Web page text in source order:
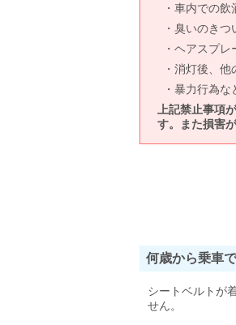
車内での飲
臭いのきつ
ヘアスプレ
消灯後、他
暴力行為な
上記禁止事項
す。また損害
何歳から乗車
シートベルトが
せん。